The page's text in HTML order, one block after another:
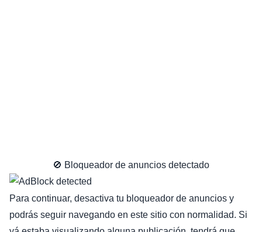
🚫 Bloqueador de anuncios detectado
Para continuar, desactiva tu bloqueador de anuncios y
podrás seguir navegando en este sitio con normalidad. Si